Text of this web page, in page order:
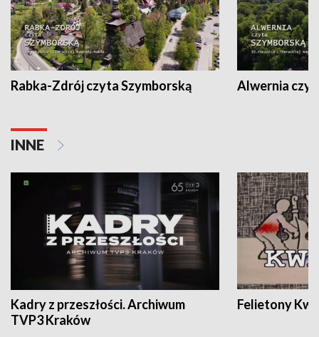
Rabka-Zdrój czyta Szymborską Alwernia
INNE
Kadry z przeszłości. Archiwum
TVP3 Kraków
Felietony